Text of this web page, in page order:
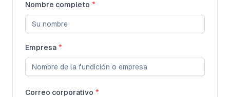
Nombre completo *
Empresa *
Correo corporativo *